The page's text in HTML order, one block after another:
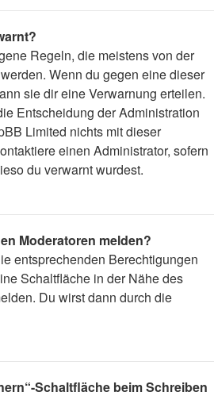
Regeln, die meistens von der
Wenn du gegen eine dieser
sie dir eine Verwarnung erteilen.
Entscheidung der Administration
Limited nichts mit dieser
einen Administrator, sofern
du verwarnt wurdest.
Moderatoren melden?
entsprechenden Berechtigungen
Schaltfläche in der Nähe des
Du wirst dann durch die
Schaltfläche beim Schreiben